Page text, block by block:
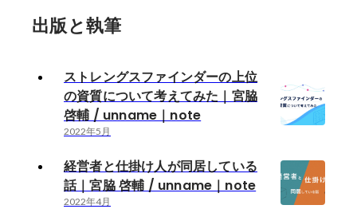
出版と執筆
ストレングスファインダーの上位
の資質について考えてみた｜宮脇
啓輔 / unname｜note
2022年5月
経営者と仕掛け人が同居している
話｜宮脇 啓輔 / unname｜note
2022年4月